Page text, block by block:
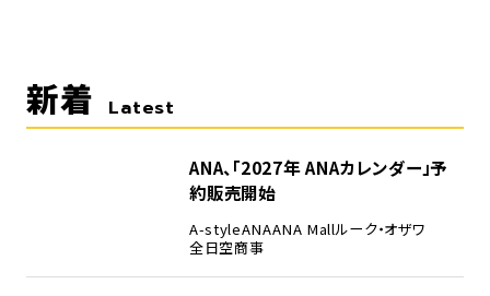
新着 Latest
ANA、「2027年 ANAカレンダー」予
約販売開始
A-styleANAANA Mallルーク・オザワ
全日空商事